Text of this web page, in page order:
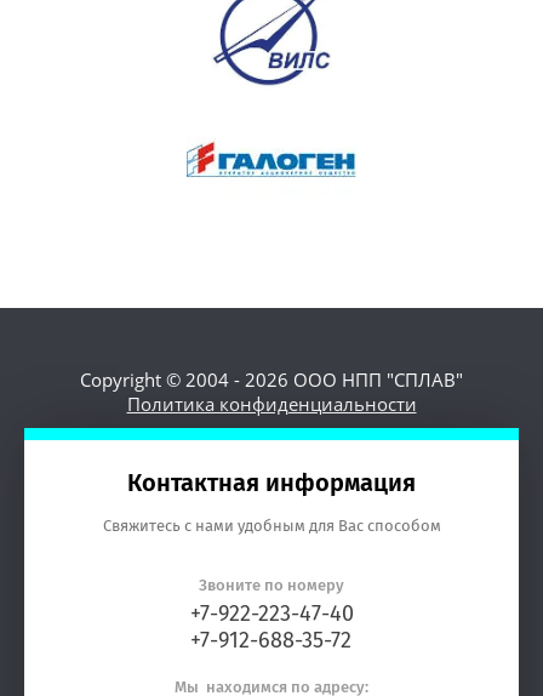
Copyright © 2004 - 2026 ООО НПП "СПЛАВ"
Политика конфиденциальности
Контактная информация
Свяжитесь с нами удобным для Вас способом
Звоните по номеру
+7-922-223-47-40
+7-912-688-35-72
Мы находимся по адресу: